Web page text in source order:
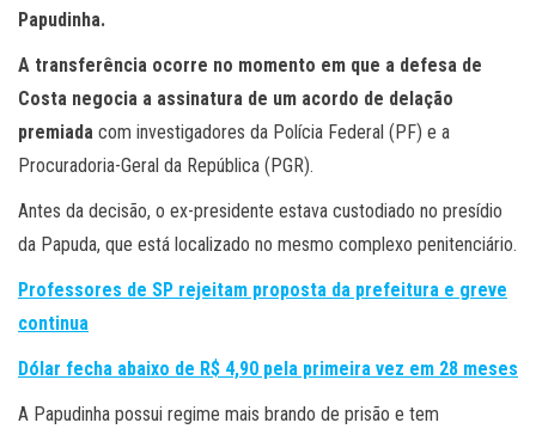
Papudinha.
A transferência ocorre no momento em que a defesa de
Costa negocia a assinatura de um acordo de delação
premiada com investigadores da Polícia Federal (PF) e a
Procuradoria-Geral da República (PGR).
Antes da decisão, o ex-presidente estava custodiado no presídio
da Papuda, que está localizado no mesmo complexo penitenciário.
Professores de SP rejeitam proposta da prefeitura e greve
continua
Dólar fecha abaixo de R$ 4,90 pela primeira vez em 28 meses
A Papudinha possui regime mais brando de prisão e tem